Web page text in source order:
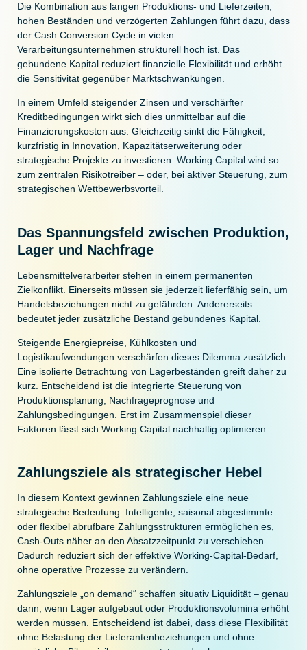
Die Kombination aus langen Produktions- und Lieferzeiten,
hohen Beständen und verzögerten Zahlungen führt dazu, dass
der Cash Conversion Cycle in vielen
Verarbeitungsunternehmen strukturell hoch ist. Das
gebundene Kapital reduziert finanzielle Flexibilität und erhöht
die Sensitivität gegenüber Marktschwankungen.
In einem Umfeld steigender Zinsen und verschärfter
Kreditbedingungen wirkt sich dies unmittelbar auf die
Finanzierungskosten aus. Gleichzeitig sinkt die Fähigkeit,
kurzfristig in Innovation, Kapazitätserweiterung oder
strategische Projekte zu investieren. Working Capital wird so
zum zentralen Risikotreiber – oder, bei aktiver Steuerung, zum
strategischen Wettbewerbsvorteil.
Das Spannungsfeld zwischen Produktion,
Lager und Nachfrage
Lebensmittelverarbeiter stehen in einem permanenten
Zielkonflikt. Einerseits müssen sie jederzeit lieferfähig sein, um
Handelsbeziehungen nicht zu gefährden. Andererseits
bedeutet jeder zusätzliche Bestand gebundenes Kapital.
Steigende Energiepreise, Kühlkosten und
Logistikaufwendungen verschärfen dieses Dilemma zusätzlich.
Eine isolierte Betrachtung von Lagerbeständen greift daher zu
kurz. Entscheidend ist die integrierte Steuerung von
Produktionsplanung, Nachfrageprognose und
Zahlungsbedingungen. Erst im Zusammenspiel dieser
Faktoren lässt sich Working Capital nachhaltig optimieren.
Zahlungsziele als strategischer Hebel
In diesem Kontext gewinnen Zahlungsziele eine neue
strategische Bedeutung. Intelligente, saisonal abgestimmte
oder flexibel abrufbare Zahlungsstrukturen ermöglichen es,
Cash-Outs näher an den Absatzzeitpunkt zu verschieben.
Dadurch reduziert sich der effektive Working-Capital-Bedarf,
ohne operative Prozesse zu verändern.
Zahlungsziele „on demand“ schaffen situativ Liquidität – genau
dann, wenn Lager aufgebaut oder Produktionsvolumina erhöht
werden müssen. Entscheidend ist dabei, dass diese Flexibilität
ohne Belastung der Lieferantenbeziehungen und ohne